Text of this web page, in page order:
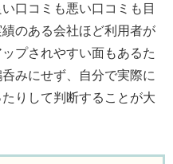
口コミも悪い口コミも目
のある会社ほど利用者が
プされやすい面もあるた
みにせず、自分で実際に
りして判断することが大